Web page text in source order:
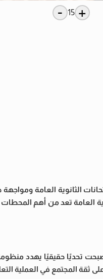
+
15
-
الثانوية العامة
العامة تعد من أهم
حقيقيًا يهدد منظومة
المجتمع في العملية